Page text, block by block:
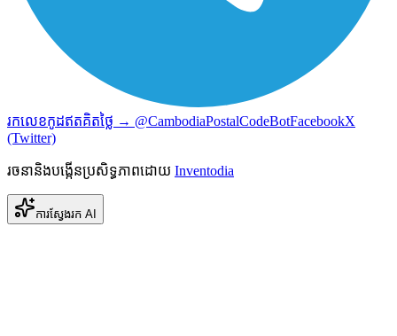
រកលេខកូដឥតគិតថ្លៃ → @CambodiaPostalCodeBotFacebookX
(Twitter)
រចនានិងបង្កើនប្រសិទ្ធភាពដោយ Inventodia
ការស្វែងរក AI